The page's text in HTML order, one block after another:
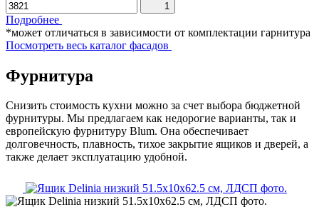
1
Подробнее
*может отличаться в зависимости от комплектации гарнитура
Посмотреть весь каталог фасадов
Фурнитура
Снизить стоимость кухни можно за счет выбора бюджетной
фурнитуры. Мы предлагаем как недорогие варианты, так и
европейскую фурнитуру Blum. Она обеспечивает
долговечность, плавность, тихое закрытие ящиков и дверей, а
также делает эксплуатацию удобной.